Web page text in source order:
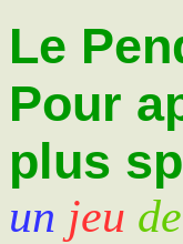
Le
Pour
plus
un jeu de